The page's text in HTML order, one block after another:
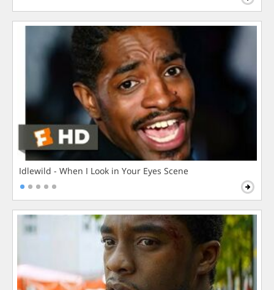
Idlewild - When I Look in Your Eyes Scene